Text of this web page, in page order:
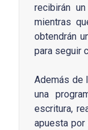
recibirán
mientras
obtendrán
para seguir
Además de
una
escritura,
apuesta